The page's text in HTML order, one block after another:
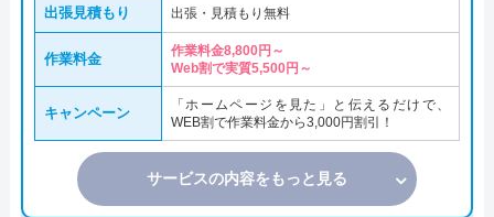
出張見積もり 出張・見積もり無料
作業料金
作業料金8,800円～
Web割で実質5,500円～
キャンペーン
「ホームページを見た」と伝えるだけで、
WEB割で作業料金から3,000円割引！
サービスの内容をもっと見る